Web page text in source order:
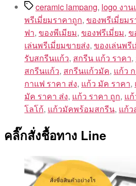
Tagsceramic lampang, logo งาน
พรีเมี่ยมราคาถูก, ของพรีเมี่ยม
ฟา, ของพีเมียม, ของฟรีเมี่ยม, ข
เล่นพรีเมี่ยมขายส่ง, ของเล่นพรี
รับสกรีนแก้ว, สกรีน แก้ว ราคา,
สกรีนแก้ว, สกรีนแก้วมัค, แก้ว
กาแฟ ราคา ส่ง, แก้ว มัค ราคา,
มัค ราคา ส่ง, แก้ว ราคา ถูก, แ
โลโก้, แก้วมัคพร้อมสกรีน, แก้
คลิ๊กสั่งชื้อทาง Line